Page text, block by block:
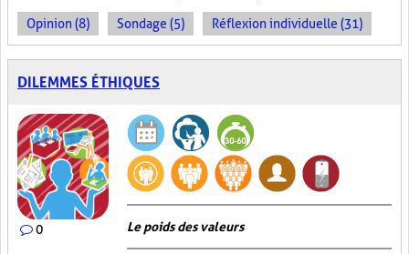
Opinion (8) Sondage (5) Réflexion individuelle (31)
DILEMMES ÉTHIQUES
0 Le poids des valeurs